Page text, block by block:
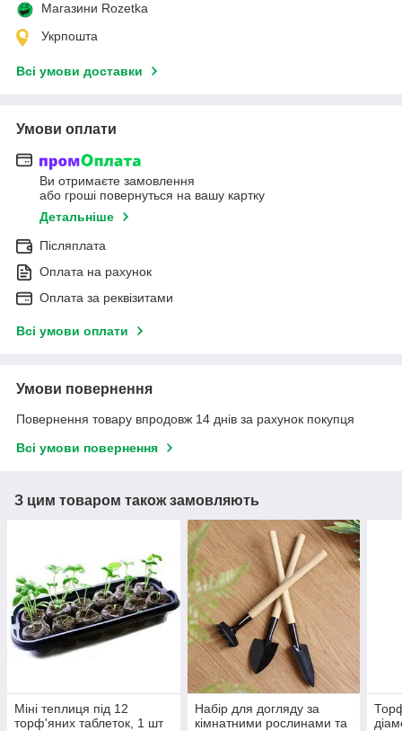
Магазини Rozetka
Укрпошта
Всі умови доставки
Умови оплати
Ви отримаєте замовлення
або гроші повернуться на вашу картку
Детальніше
Післяплата
Оплата на рахунок
Оплата за реквізитами
Всі умови оплати
Умови повернення
Повернення товару впродовж 14 днів за рахунок покупця
Всі умови повернення
З цим товаром також замовляють
Міні теплиця під 12
торф'яних таблеток, 1 шт
Набір для догляду за
кімнатними рослинами та